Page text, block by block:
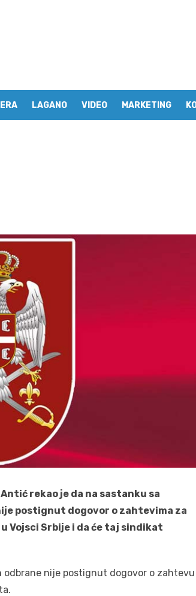
LAGANO VIDEO MARKETING
rekao je da na sastanku sa
postignut dogovor o zahtevima za
Vojsci Srbije i da će taj sindikat
odbrane nije postignut dogovor o zahtevu